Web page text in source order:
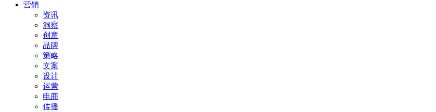
营销
资讯
洞察
创意
品牌
策略
文案
设计
运营
电商
传播